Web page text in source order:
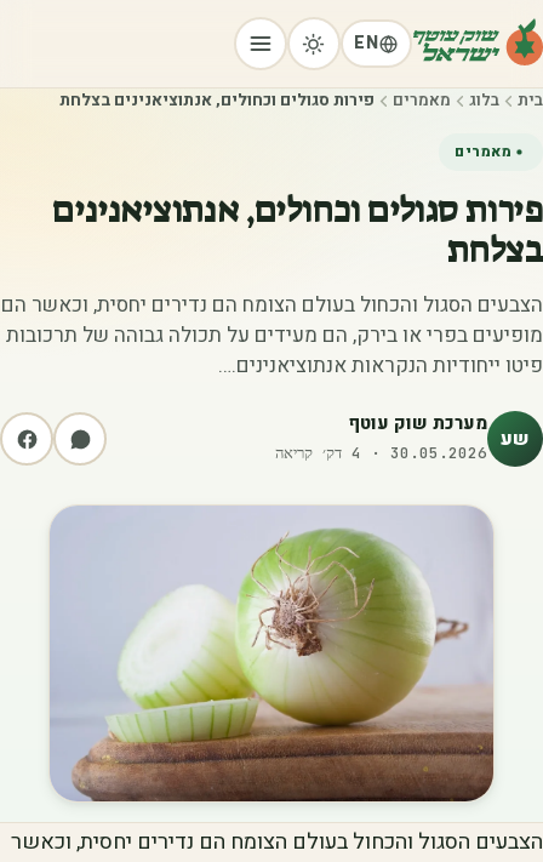
EN
בית בלוג מאמרים פירות סגולים וכחולים, אנתוציאנינים בצלחת
מאמרים
פירות סגולים וכחולים, אנתוציאנינים
בצלחת
הצבעים הסגול והכחול בעולם הצומח הם נדירים יחסית, וכאשר הם
מופיעים בפרי או בירק, הם מעידים על תכולה גבוהה של תרכובות
פיטו ייחודיות הנקראות אנתוציאנינים.…
שע מערכת שוק עוטף
30.05.2026
·
4 דק׳ קריאה
הצבעים הסגול והכחול בעולם הצומח הם נדירים יחסית, וכאשר